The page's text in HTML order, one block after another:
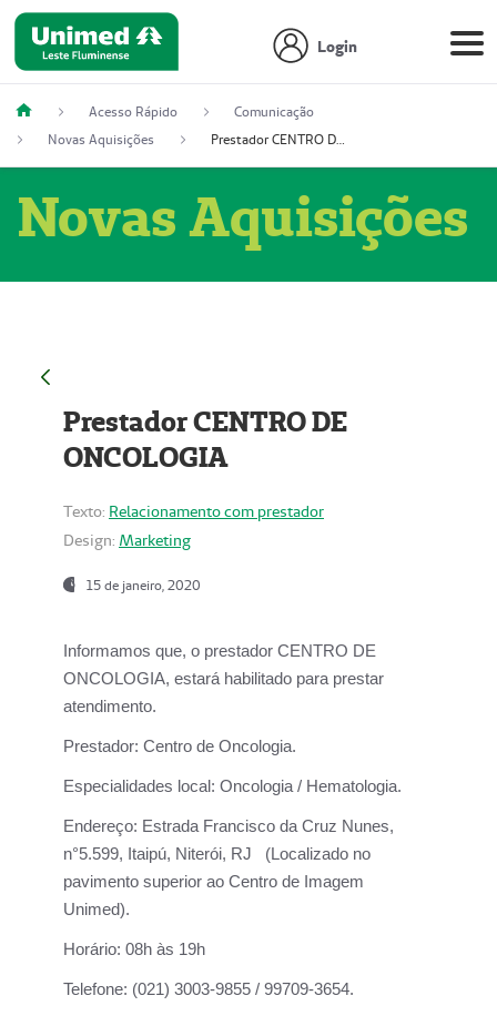
Login
Acesso Rápido
Comunicação
Novas Aquisições
Prestador CENTRO DE ONCOLOGIA
Novas Aquisições
Prestador CENTRO DE
ONCOLOGIA
Texto: Relacionamento com prestador
Design: Marketing
15 de janeiro, 2020
Informamos que, o prestador CENTRO DE
ONCOLOGIA, estará habilitado para prestar
atendimento.
Prestador: Centro de Oncologia.
Especialidades local: Oncologia / Hematologia.
Endereço: Estrada Francisco da Cruz Nunes,
n°5.599, Itaipú, Niterói, RJ (Localizado no
pavimento superior ao Centro de Imagem
Unimed).
Horário: 08h às 19h
Telefone: (021) 3003-9855 / 99709-3654.